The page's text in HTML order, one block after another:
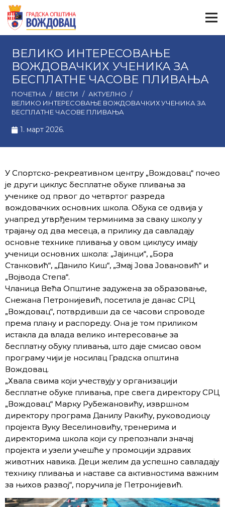
ВЕЛИКО ИНТЕРЕСОВАЊЕ
ВОЖДОВАЧКИХ УЧЕНИКА ЗА
БЕСПЛАТНЕ ЧАСОВЕ ПЛИВАЊА
ПОЧЕТНА / ВЕСТИ / АКТУЕЛНО /
ВЕЛИКО ИНТЕРЕСОВАЊЕ ВОЖДОВАЧКИХ УЧЕНИКА ЗА
БЕСПЛАТНЕ ЧАСОВЕ ПЛИВАЊА
1. март 2026.
У Спортско-рекреативном центру „Вождовац“ почео
је други циклус бесплатне обуке пливања за
ученике од првог до четвртог разреда
вождовачких основних школа. Обука се одвија у
унапред утврђеним терминима за сваку школу у
трајању од два месеца, а прилику да савладају
основне технике пливања у овом циклусу имају
ученици основних школа: „Јајинци“, „Бора
Станковић“, „Данило Киш“, „Змај Јова Јовановић“ и
„Војвода Степа“.
Чланица Већа Општине задужена за образовање,
Снежана Петронијевић, посетила је данас СРЦ
„Вождовац“, потврдивши да се часови спроводе
према плану и распореду. Она је том приликом
истакла да влада велико интересовање за
бесплатну обуку пливања, што даје смисао овом
програму чији је носилац Градска општина
Вождовац.
„Хвала свима који учествују у организацији
бесплатне обуке пливања, пре свега директору СРЦ
„Вождовац“ Марку Рубежановићу, извршном
директору програма Данилу Ракићу, руководиоцу
пројекта Вуку Веселиновићу, тренерима и
директорима школа који су препознали значај
пројекта и узели учешће у промоцији здравих
животних навика. Деци желим да успешно савладају
технику пливања и наставе са активностима важним
за њихов развој“, поручила је Петронијевић.